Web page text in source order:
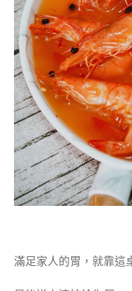
滿足家人的胃，就靠這